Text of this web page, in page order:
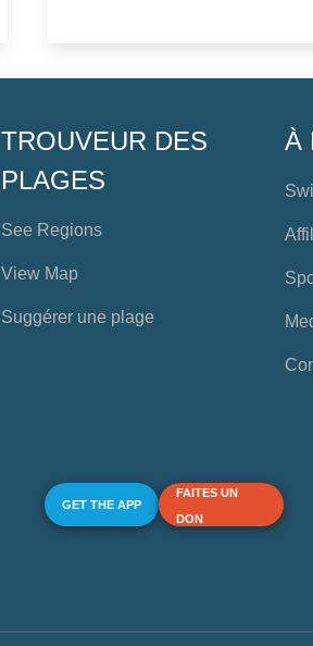
TROUVEUR DES
PLAGES
See Regions
View Map
Suggérer une plage
À
GET THE APP
FAITES UN
DON